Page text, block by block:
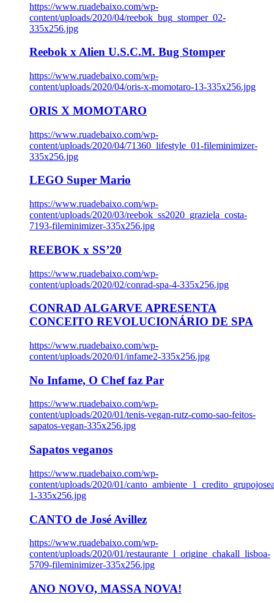
https://www.ruadebaixo.com/wp-
content/uploads/2020/04/reebok_bug_stomper_02-
335x256.jpg
Reebok x Alien U.S.C.M. Bug Stomper
https://www.ruadebaixo.com/wp-
content/uploads/2020/04/oris-x-momotaro-13-335x256.jpg
ORIS X MOMOTARO
https://www.ruadebaixo.com/wp-
content/uploads/2020/04/71360_lifestyle_01-fileminimizer-
335x256.jpg
LEGO Super Mario
https://www.ruadebaixo.com/wp-
content/uploads/2020/03/reebok_ss2020_graziela_costa-
7193-fileminimizer-335x256.jpg
REEBOK x SS’20
https://www.ruadebaixo.com/wp-
content/uploads/2020/02/conrad-spa-4-335x256.jpg
CONRAD ALGARVE APRESENTA
CONCEITO REVOLUCIONÁRIO DE SPA
https://www.ruadebaixo.com/wp-
content/uploads/2020/01/infame2-335x256.jpg
No Infame, O Chef faz Par
https://www.ruadebaixo.com/wp-
content/uploads/2020/01/tenis-vegan-rutz-como-sao-feitos-
sapatos-vegan-335x256.jpg
Sapatos veganos
https://www.ruadebaixo.com/wp-
content/uploads/2020/01/
1-335x256.jpg
CANTO de José Avillez
https://www.ruadebaixo.com/wp-
content/uploads/2020/01/restaurante_l_origine_chakall_lisboa-
5709-fileminimizer-335x256.jpg
ANO NOVO, MASSA NOVA!